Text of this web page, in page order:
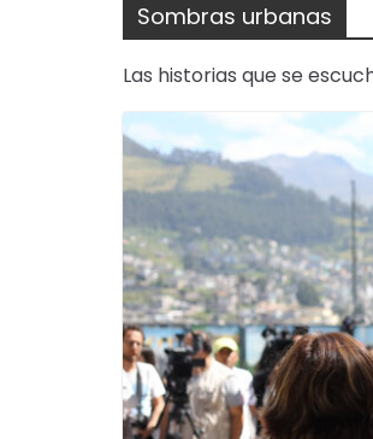
Sombras urbanas
Las historias que se